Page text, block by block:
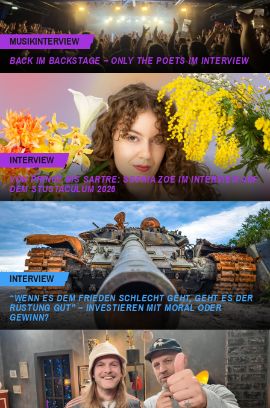
MUSIKINTERVIEW
BACK IM BACKSTAGE – ONLY THE POETS IM INTERVIEW
INTERVIEW
VON PRINCE BIS SARTRE: SOPHIA ZOE IM INTERVIEW AUF
DEM STUSTACULUM 2026
INTERVIEW
“WENN ES DEM FRIEDEN SCHLECHT GEHT, GEHT ES DER
RÜSTUNG GUT” – INVESTIEREN MIT MORAL ODER
GEWINN?